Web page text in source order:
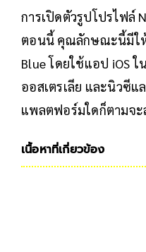
การเปิดตัวรูปโปรไฟล์
ตอนนี้ คุณลักษณะนี้มีใ
Blue โดยใช้แอป iOS
ออสเตรเลีย และนิวซี
แพลตฟอร์มใดก็ตามจะ
เนื้อหาที่เกี่ยวข้อง